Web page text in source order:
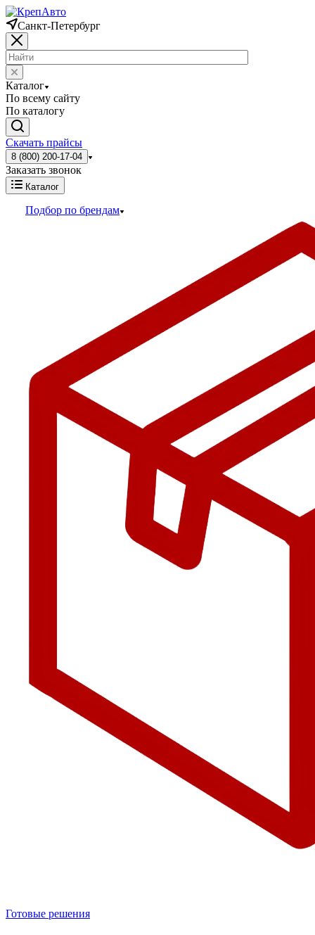
Санкт-Петербург
Каталог
По всему сайту
По каталогу
Скачать прайсы
8 (800) 200-17-04
Заказать звонок
Каталог
Подбор по брендам
Готовые решения